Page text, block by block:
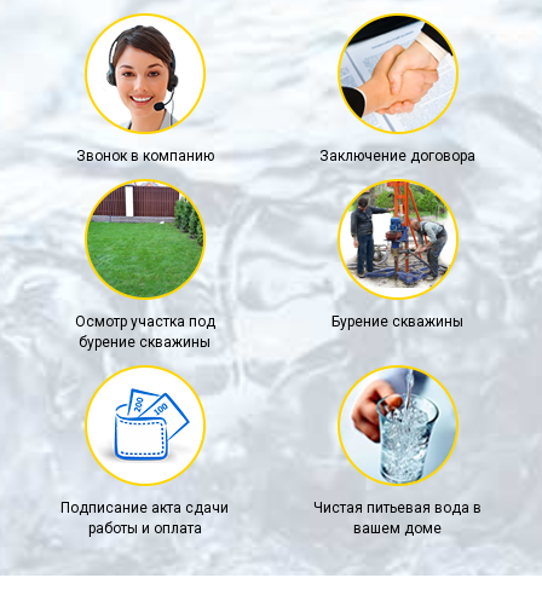
Звонок в компанию Заключение договора
Осмотр участка под
бурение скважины
Бурение скважины
Подписание акта сдачи
работы и оплата
Чистая питьевая вода в
вашем доме